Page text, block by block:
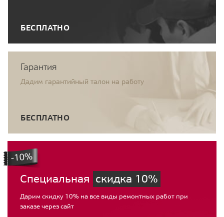
БЕСПЛАТНО
Гарантия
Дадим гарантийный талон на работу
БЕСПЛАТНО
Специальная скидка 10%
Дарим скидку 10% на все виды ремонтных работ при
заказе через сайт